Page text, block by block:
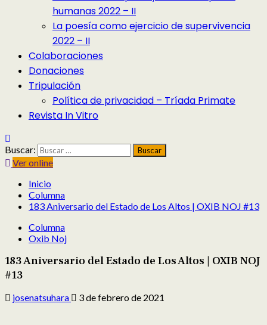
humanas 2022 – II
La poesía como ejercicio de supervivencia
2022 – II
Colaboraciones
Donaciones
Tripulación
Política de privacidad – Tríada Primate
Revista In Vitro
Buscar:
Ver online
Inicio
Columna
183 Aniversario del Estado de Los Altos | OXIB NOJ #13
Columna
Oxib Noj
183 Aniversario del Estado de Los Altos | OXIB NOJ
#13
josenatsuhara 3 de febrero de 2021